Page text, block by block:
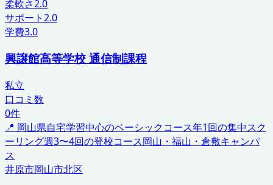
柔軟さ2.0
サポート2.0
学費3.0
興譲館高等学校 通信制課程
私立
口コミ数
0件
📍 岡山県自宅学習中心のベーシックコース年1回の集中スク
ーリング週3〜4回の登校コース岡山・福山・倉敷キャンパ
ス
井原市岡山市北区